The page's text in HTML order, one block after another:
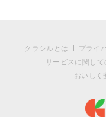
クラシルとは プライ
サービスに関し
おいしく